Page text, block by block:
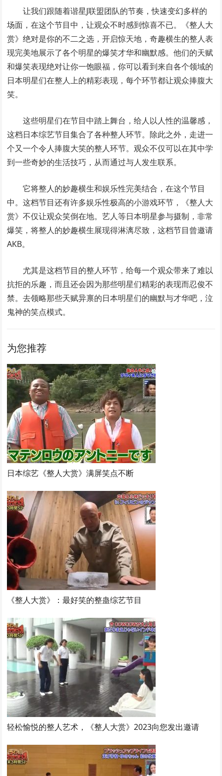
让我们跟随着谐星J联盟团队的节奏，快速变幻多样的
场面，在这个节目中，让观众不时感到惊喜不已。《整人大
赏》绝对是你的不二之选，开启惊天地，奇趣横生的整人表
现完美地展示了各个明星的爆笑才华和幽默感。他们的天赋
和爆笑表现绝对让你一饱眼福，你可以看到来自各个领域的
日本明星们在整人上的精彩表现，每个环节都让观众捧腹大
笑。
这些明星们在节目中踏上舞台，给人以人性的温馨感，
这档日本综艺节目集合了各种整人环节。除此之外，走进一
个又一个令人捧腹大笑的整人环节。观众不仅可以在其中学
到一些奇妙的生活技巧，从而通过与人发生联系。
它将整人的妙趣横生和娱乐性完美结合，在这个节目
中。这档节目还有许多娱乐性极高的小游戏环节，《整人大
赏》不仅让观众笑倒在地。艺人等日本明星参与摄制，非常
爆笑，将整人的妙趣横生展现得淋漓尽致，这档节目曾邀请
AKB。
尤其是这档节目的整人环节，给每一个观众带来了难以
抗拒的乐趣，而且还会因为那些明星们精彩的表现而忍俊不
禁。去领略那些天赋异禀的日本明星们的幽默与才华吧，泣
鬼神的笑点模式。
为您推荐
日本综艺《整人大赏》满屏笑点不断
《整人大赏》：最好笑的整蛊综艺节目
轻松愉悦的整人艺术，《整人大赏》2023向您发出邀请